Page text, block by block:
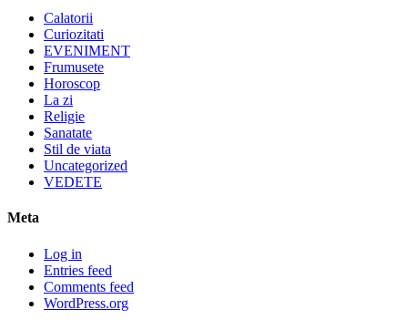
Calatorii
Curiozitati
EVENIMENT
Frumusete
Horoscop
La zi
Religie
Sanatate
Stil de viata
Uncategorized
VEDETE
Meta
Log in
Entries feed
Comments feed
WordPress.org